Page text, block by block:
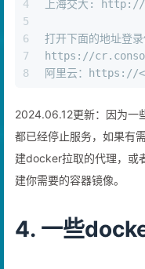
4
5
6
7
8
上海交大:
打开下面的地址登
https://
阿里云：https://
2024.06.12更新：因为一
都已经停止服务，如果有
建docker拉取的代理，或
建你需要的容器镜像。
4. 一些